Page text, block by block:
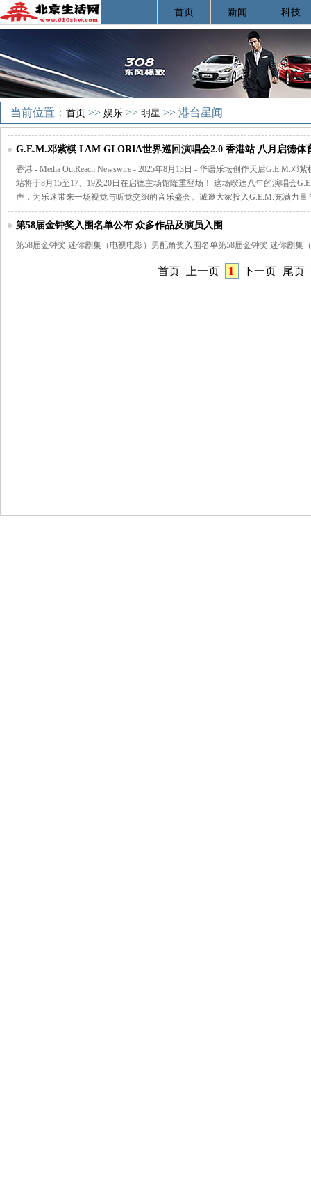
首页 新闻 科技
当前位置： 首页 >> 娱乐 >> 明星 >> 港台星闻
G.E.M.邓紫棋 I AM GLORIA世界巡回演唱会2.0 香港站 八月启德体
香港 - Media OutReach Newswire - 2025年8月13日 - 华语乐坛创作天后G.E.M.邓
站将于8月15至17、19及20日在启德主场馆隆重登场！ 这场暌违八年的演唱会
声，为乐迷带来一场视觉与听觉交织的音乐盛会。诚邀大家投入G.E.M.充满力量
第58届金钟奖入围名单公布 众多作品及演员入围
第58届金钟奖 迷你剧集（电视电影）男配角奖入围名单第58届金钟奖 迷你剧集
首页 上一页 1 下一页 尾页